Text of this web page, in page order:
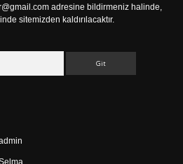
adresine bildirmeniz halinde,
sitemizden kaldırılacaktır.